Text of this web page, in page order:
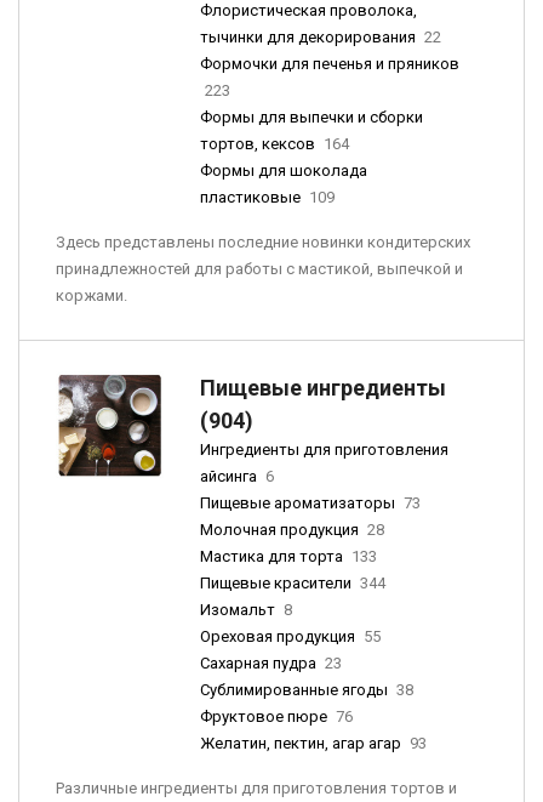
Флористическая проволока,
тычинки для декорирования 22
Формочки для печенья и пряников
223
Формы для выпечки и сборки
тортов, кексов 164
Формы для шоколада
пластиковые 109
Здесь представлены последние новинки кондитерских
принадлежностей для работы с мастикой, выпечкой и
коржами.
Пищевые ингредиенты
(904)
Ингредиенты для приготовления
айсинга 6
Пищевые ароматизаторы 73
Молочная продукция 28
Мастика для торта 133
Пищевые красители 344
Изомальт 8
Ореховая продукция 55
Сахарная пудра 23
Сублимированные ягоды 38
Фруктовое пюре 76
Желатин, пектин, агар агар 93
Различные ингредиенты для приготовления тортов и